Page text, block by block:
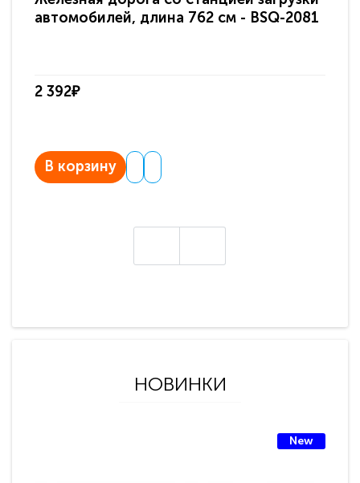
автомобилей, длина 762 см - BSQ-2081
2 392₽
В корзину
НОВИНКИ
New